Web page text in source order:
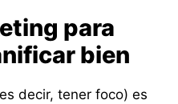
para
bien
decir, tener foco) es